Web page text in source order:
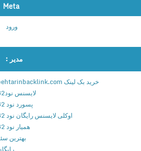
ف
ر
ا
ی
ک
و
Meta
مدیر :
خرید بک لینک behtarinbacklink.com
لایسنس نود32
پسورد نود 32
اوکلی لایسنس رایگان نود 32
همیار نود 32
بهترین سئو